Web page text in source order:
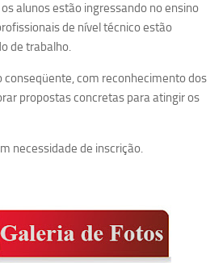
alunos estão ingressando no ensino
de nível técnico estão
de trabalho.
conseqüente, com reconhecimento dos
propostas concretas para atingir os
necessidade de inscrição.